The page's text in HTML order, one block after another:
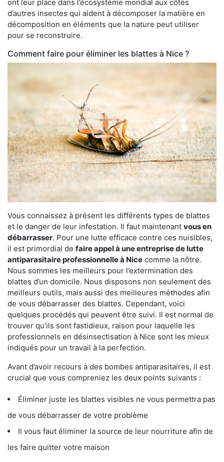
ont leur place dans l’écosystème mondial aux côtés
d’autres insectes qui aident à décomposer la matière en
décomposition en éléments que la nature peut utiliser
pour se reconstruire.
Comment faire pour éliminer les blattes à Nice ?
Vous connaissez à présent les différents types de blattes
et le danger de leur infestation. Il faut maintenant vous en
débarrasser. Pour une lutte efficace contre ces nuisibles,
il est primordial de faire appel à une entreprise de lutte
antiparasitaire professionnelle à Nice comme la nôtre.
Nous sommes les meilleurs pour l’extermination des
blattes d’un domicile. Nous disposons non seulement des
meilleurs outils, mais aussi des meilleures méthodes afin
de vous débarrasser des blattes. Cependant, voici
quelques procédés qui peuvent être suivi. Il est normal de
trouver qu’ils sont fastidieux, raison pour laquelle les
professionnels en désinsectisation à Nice sont les mieux
indiqués pour un travail à la perfection.
Avant d’avoir recours à des bombes antiparasitaires, il est
crucial que vous compreniez les deux points suivants :
Éliminer juste les blattes visibles ne vous permettra pas
de vous débarrasser de votre problème
Il vous faut éliminer la source de leur nourriture afin de
les faire quitter votre maison